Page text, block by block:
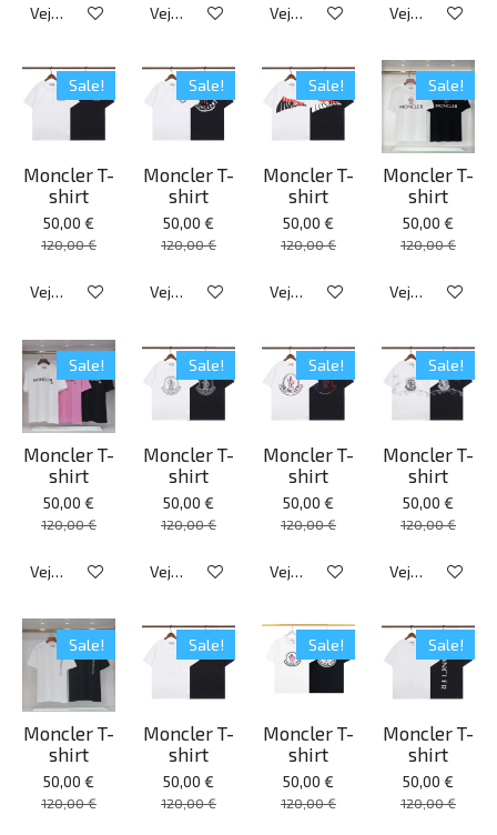
Veja detalhes Veja detalhes Veja detalhes Veja detalhes
Sale!
Moncler T-
shirt
50,00 €
120,00 €
Veja detalhes
Sale!
Moncler T-
shirt
50,00 €
120,00 €
Veja detalhes
Sale!
Moncler T-
shirt
50,00 €
120,00 €
Veja detalhes
Sale!
Moncler T-
shirt
50,00 €
120,00 €
Veja detalhes
Sale!
Moncler T-
shirt
50,00 €
120,00 €
Veja detalhes
Sale!
Moncler T-
shirt
50,00 €
120,00 €
Veja detalhes
Sale!
Moncler T-
shirt
50,00 €
120,00 €
Veja detalhes
Sale!
Moncler T-
shirt
50,00 €
120,00 €
Veja detalhes
Sale!
Moncler T-
shirt
50,00 €
120,00 €
Sale!
Moncler T-
shirt
50,00 €
120,00 €
Sale!
Moncler T-
shirt
50,00 €
120,00 €
Sale!
Moncler T-
shirt
50,00 €
120,00 €